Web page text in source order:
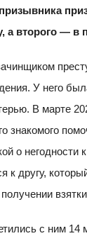
а второго — в
У него
В марте
знакомого
о негодности
к другу,
с ним 14